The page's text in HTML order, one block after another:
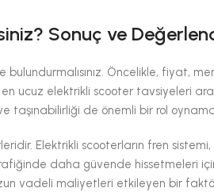
Sonuç ve
Öncelikle, fiyat,
ucuz elektrikli scooter tavsiyeleri
ve taşınabilirliği de önemli bir rol
Elektrikli scooterların fren
daha güvende hissetmeleri
vadeli maliyetleri etkileyen bir